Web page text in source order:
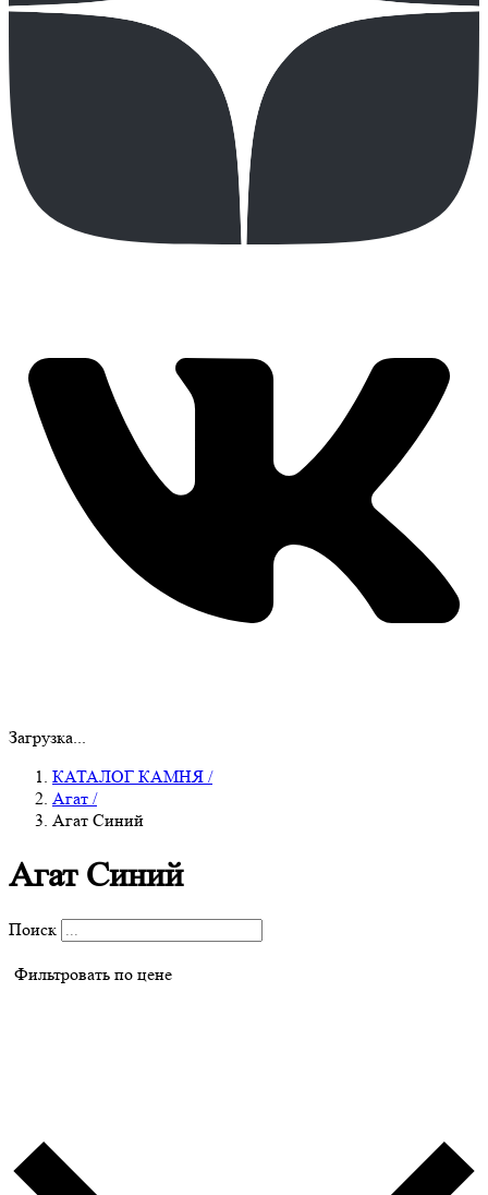
Загрузка...
КАТАЛОГ КАМНЯ /
Агат /
Агат Синий
Агат Синий
Поиск
Фильтровать по цене